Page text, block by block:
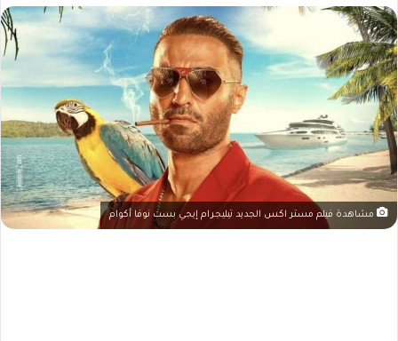
مشاهدة فيلم مستر اكس الجديد تيليجرام إيجي بست نوفا أكوام